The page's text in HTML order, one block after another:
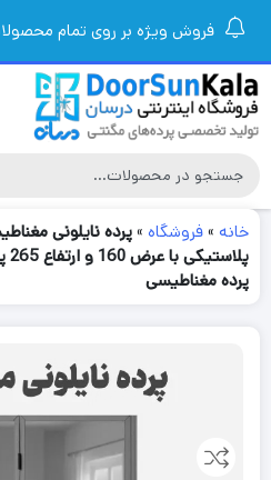
فروش ویژه بر روی تمام
خانه »فروشگاه »
پرده مغناطیسی